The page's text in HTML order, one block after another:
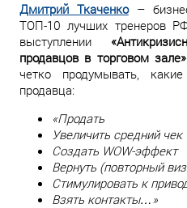
Дмитрий Ткаченко–
ТОП-10 лучших тренеров
выступлении
продавцов в торговом зале»
четко продумывать,
продавца:
«Продать
Увеличить средний чек
Создать WOW-эффект
Вернуть (повторный
Стимулировать к
Взять контакты…»